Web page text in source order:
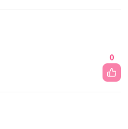
0